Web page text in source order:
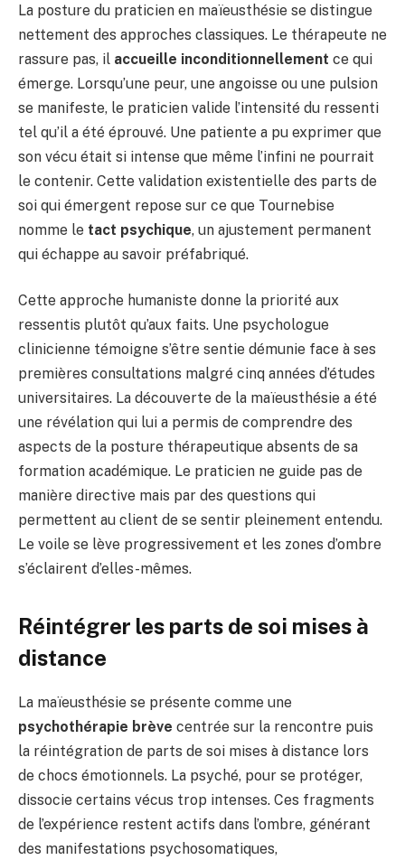
La posture du praticien en maïeusthésie se distingue
nettement des approches classiques. Le thérapeute ne
rassure pas, il accueille inconditionnellement ce qui
émerge. Lorsqu’une peur, une angoisse ou une pulsion
se manifeste, le praticien valide l’intensité du ressenti
tel qu’il a été éprouvé. Une patiente a pu exprimer que
son vécu était si intense que même l’infini ne pourrait
le contenir. Cette validation existentielle des parts de
soi qui émergent repose sur ce que Tournebise
nomme le tact psychique, un ajustement permanent
qui échappe au savoir préfabriqué.
Cette approche humaniste donne la priorité aux
ressentis plutôt qu’aux faits. Une psychologue
clinicienne témoigne s’être sentie démunie face à ses
premières consultations malgré cinq années d’études
universitaires. La découverte de la maïeusthésie a été
une révélation qui lui a permis de comprendre des
aspects de la posture thérapeutique absents de sa
formation académique. Le praticien ne guide pas de
manière directive mais par des questions qui
permettent au client de se sentir pleinement entendu.
Le voile se lève progressivement et les zones d’ombre
s’éclairent d’elles-mêmes.
Réintégrer les parts de soi mises à
distance
La maïeusthésie se présente comme une
psychothérapie brève centrée sur la rencontre puis
la réintégration de parts de soi mises à distance lors
de chocs émotionnels. La psyché, pour se protéger,
dissocie certains vécus trop intenses. Ces fragments
de l’expérience restent actifs dans l’ombre, générant
des manifestations psychosomatiques,